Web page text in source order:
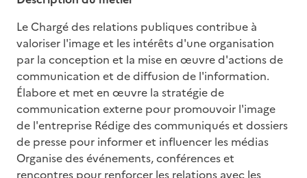
Le Chargé des relations publiques contribue à
valoriser l'image et les intérêts d'une organisation
par la conception et la mise en œuvre d'actions de
communication et de diffusion de l'information.
Élabore et met en œuvre la stratégie de
communication externe pour promouvoir l'image
de l'entreprise Rédige des communiqués et dossiers
de presse pour informer et influencer les médias
Organise des événements, conférences et
rencontres pour renforcer les relations avec les